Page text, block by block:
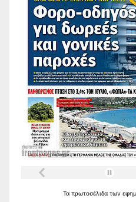
Τα πρωτοσέλιδα των